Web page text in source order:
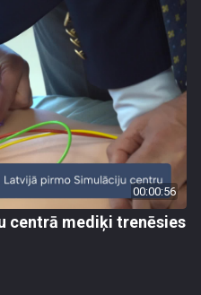
00:00:56
centrā mediķi trenēsies